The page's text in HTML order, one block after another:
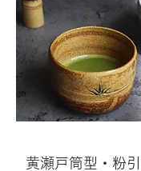
黄瀬戸筒型・粉